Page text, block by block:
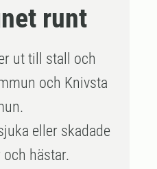
runt
ut till stall och
och Knivsta
eller skadade
hästar.